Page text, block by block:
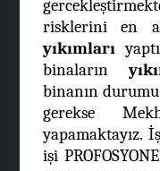
risklerini en
yıkımları
binaların
binanın
gerekse
yapamaktayız.
işi